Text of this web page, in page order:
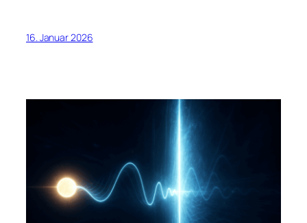
16. Januar 2026